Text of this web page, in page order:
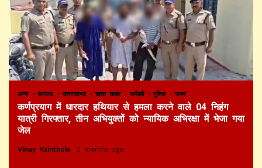
अन्य अपराध उत्तराखण्ड खास खबर चमोली पुलिस राज्य
कर्णप्रयाग में धारदार हथियार से हमला करने वाले 04 निहंग
यात्री गिरफ्तार, तीन अभियुक्तों को न्यायिक अभिरक्षा में भेजा गया
जेल
Vinay Kainthola 2 months ago